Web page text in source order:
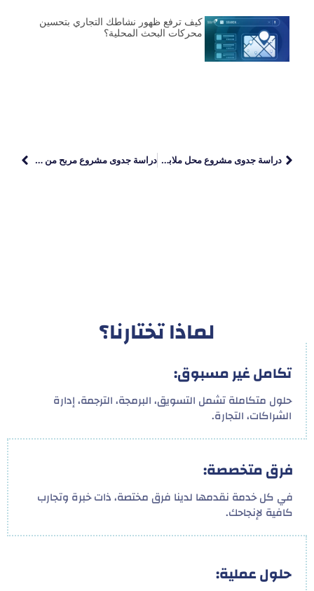
كيف ترفع ظهور نشاطك التجاري بتحسين
محركات البحث المحلية؟
دراسة جدوى مشروع محل ملابس: دليلك الشامل من الألف إلى الياء دراسة جدوى مشروع مربح من البيت ببلاش
لماذا تختارنا؟
تكامل غير مسبوق:
حلول متكاملة تشمل التسويق، البرمجة، الترجمة، إدارة
الشراكات، التجارة.
فرق متخصصة:
في كل خدمة نقدمها لدينا فرق مختصة، ذات خبرة وتجارب
كافية لإنجاحك.
حلول عملية: